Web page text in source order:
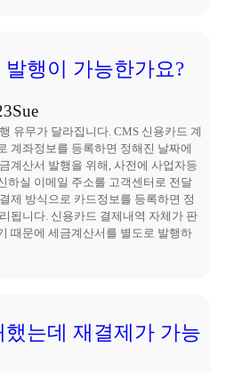
행이 가능한가요?
Sue
유무가 달라집니다. CMS 신용카드 계
계좌정보를 등록하면 정해진 날짜에
계산서 발행을 위해, 사전에 사업자등
하실 이메일 주소를 고객센터로 전달
제 방식으로 카드정보를 등록하면 정
됩니다. 신용카드 결제내역 자체가 판
때문에 세금계산서를 별도로 발행하
했는데 재결제가 가능